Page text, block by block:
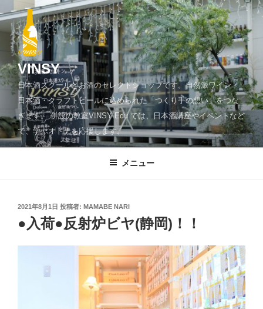
ン
ツ
へ
ッ
プ
VINSY
日本酒スクールとお酒のセレクトショップです。自然派ワイン・
日本酒・クラフトビールに込められた「つくり手の想い」をつな
ぎます。 併設の教室VINSY Edu.では、日本酒講座やイベントなど
で、学ぶオトナを応援します。
メニュー
投
日:
2021年8月1日 投稿者: MAMABE NARI
●入荷●反射炉ビヤ(静岡)！！